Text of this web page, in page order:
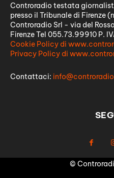
Controradio testata
presso il Tribunale di Firenze
Controradio Srl - via del
Firenze Tel 055.73.99910 P.
Cookie Policy di
Privacy Policy di
Contattaci:
©